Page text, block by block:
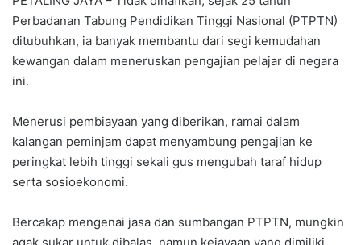
Perbadanan Tabung Pendidikan Tinggi Nasional (PTPTN)
ditubuhkan, ia banyak membantu dari segi kemudahan
kewangan dalam meneruskan pengajian pelajar di negara
ini.
Menerusi pembiayaan yang diberikan, ramai dalam
kalangan peminjam dapat menyambung pengajian ke
peringkat lebih tinggi sekali gus mengubah taraf hidup
serta sosioekonomi.
Bercakap mengenai jasa dan sumbangan PTPTN, mungkin